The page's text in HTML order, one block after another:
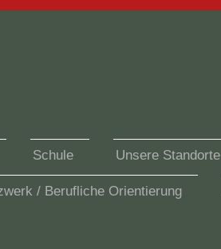
Schule Unsere Standorte
/ Berufliche Orientierung